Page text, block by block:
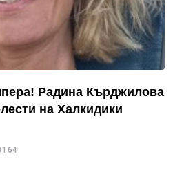
Радина Кърджилова
на Халкидики